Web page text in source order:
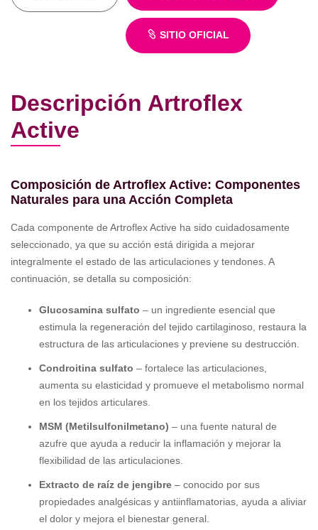
SITIO OFICIAL
Descripción Artroflex
Active
Composición de Artroflex Active: Componentes
Naturales para una Acción Completa
Cada componente de Artroflex Active ha sido cuidadosamente
seleccionado, ya que su acción está dirigida a mejorar
integralmente el estado de las articulaciones y tendones. A
continuación, se detalla su composición:
Glucosamina sulfato – un ingrediente esencial que
estimula la regeneración del tejido cartilaginoso, restaura la
estructura de las articulaciones y previene su destrucción.
Condroitina sulfato – fortalece las articulaciones,
aumenta su elasticidad y promueve el metabolismo normal
en los tejidos articulares.
MSM (Metilsulfonilmetano) – una fuente natural de
azufre que ayuda a reducir la inflamación y mejorar la
flexibilidad de las articulaciones.
Extracto de raíz de jengibre – conocido por sus
propiedades analgésicas y antiinflamatorias, ayuda a aliviar
el dolor y mejora el bienestar general.